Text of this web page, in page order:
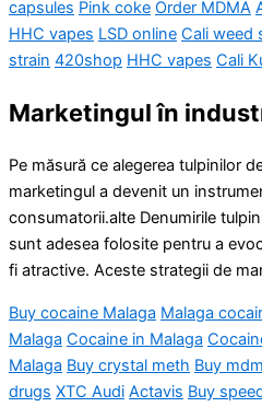
capsules Pink coke Order MDMA
HHC vapes LSD online Cali weed
strain 420shop HHC vapes Cali
Marketingul în
Pe măsură ce alegerea tulpinilor
marketingul a devenit un
consumatorii.alte Denumirile
sunt adesea folosite pentru a
fi atractive. Aceste strategii de
Buy cocaine Malaga Malaga
Malaga Cocaine in Malaga
Malaga Buy crystal meth Buy
drugs XTC Audi Actavis Buy